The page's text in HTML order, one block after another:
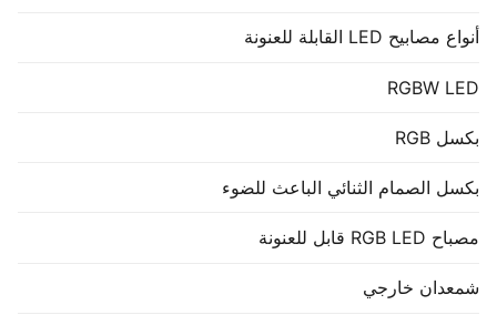
أنواع مصابيح LED القابلة للعنونة
RGBW LED
بكسل RGB
بكسل الصمام الثنائي الباعث للضوء
مصباح RGB LED قابل للعنونة
شمعدان خارجي